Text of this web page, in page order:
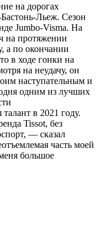
на дорогах
Льеж. Сезон
Jumbo-Visma. На
на протяжении
а по окончании
в ходе гонки на
на неудачу, он
наступательным и
одним из лучших
в 2021 году.
Tissot, без
— сказал
часть моей
большое